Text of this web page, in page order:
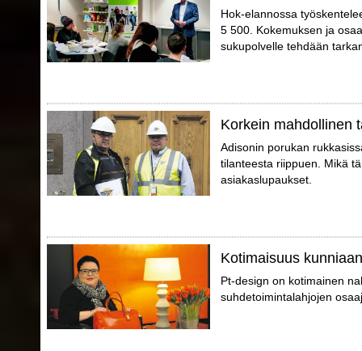
Hok-elannossa
5 500. Kokemuksen ja
sukupolvelle tehdään
Korkein mahdollinen
Adisonin porukan
tilanteesta riippuen. Mikä
asiakaslupaukset.
Kotimaisuus kunniaan
Pt-design on kotimainen
suhdetoimintalahjojen